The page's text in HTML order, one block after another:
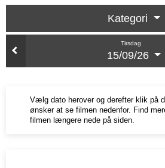
Kategori
Tirsdag
15/09/26
Vælg dato herover og derefter klik på
ønsker at se filmen nedenfor. Find
filmen længere nede på siden.